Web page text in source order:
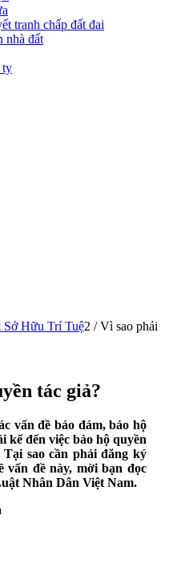
tranh chấp đất đai
nhà đất
ty
Hữu Trí Tuệ2 / Vì sao phải
tác giả?
vấn đề bảo đảm, bảo hộ
kể đến việc bảo hộ quyền
sao cần phải đăng ký
vấn đề này, mời bạn đọc
Nhân Dân Việt Nam.